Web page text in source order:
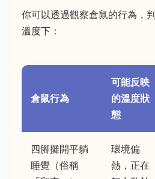
你可以透過觀察倉鼠的行為，
溫度下：
倉鼠行為
可能反映
的溫度狀
態
四腳攤開平躺
睡覺（俗稱
環境偏
熱，正在